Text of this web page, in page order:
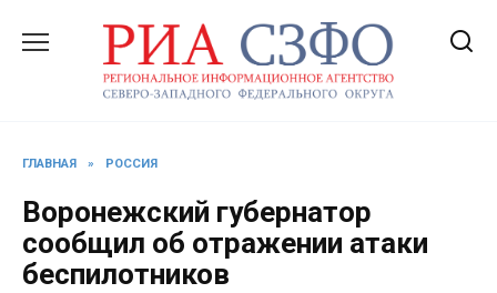
содержанию
ГЛАВНАЯ » РОССИЯ
Воронежский губернатор
сообщил об отражении атаки
беспилотников